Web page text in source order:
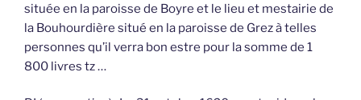
située en la paroisse de Boyre et le lieu et mestairie de
la Bouhourdière situé en la paroisse de Grez à telles
personnes qu’il verra bon estre pour la somme de 1
800 livres tz …